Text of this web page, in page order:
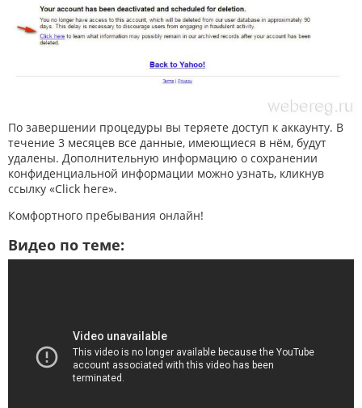
По завершении процедуры вы теряете доступ к аккаунту. В
течение 3 месяцев все данные, имеющиеся в нём, будут
удалены. Дополнительную информацию о сохранении
конфиденциальной информации можно узнать, кликнув
ссылку «Click here».
Комфортного пребывания онлайн!
Видео по теме: